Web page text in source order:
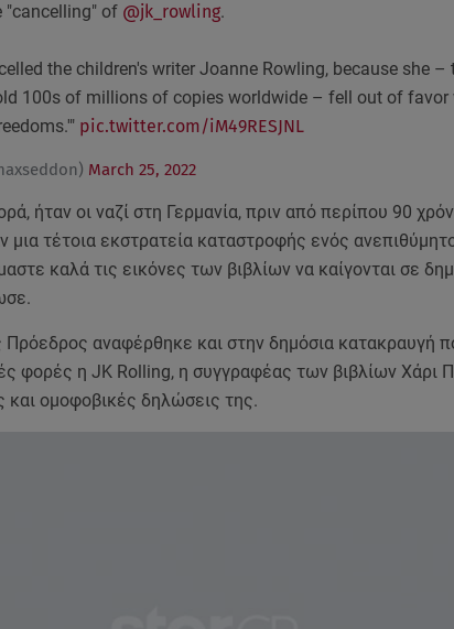
"cancelling" of @jk_rowling.
the children's writer Joanne Rowling, because she
100s of millions of copies worldwide – fell out of
pic.twitter.com/iM49RESJNL
March 25, 2022
ήταν οι ναζί στη Γερμανία, πριν από περίπου 90
μια τέτοια εκστρατεία καταστροφής ενός
καλά τις εικόνες των βιβλίων να καίγονται σε
αναφέρθηκε και στην δημόσια κατακραυγή
φορές η JK Rolling, η συγγραφέας των βιβλίων Χάρι
και ομοφοβικές δηλώσεις της.